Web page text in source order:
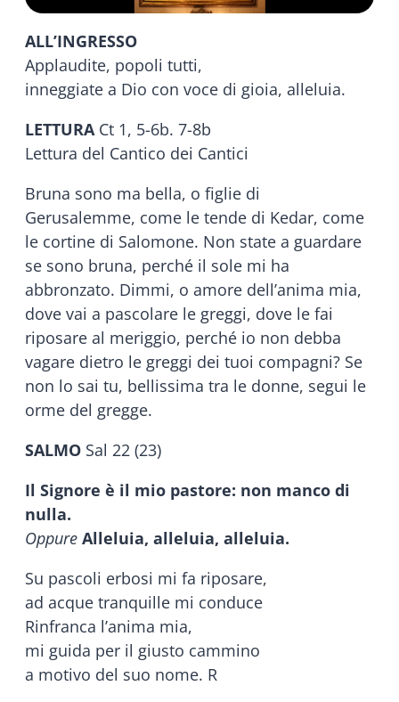
ALL’INGRESSO
Applaudite, popoli tutti,
inneggiate a Dio con voce di gioia, alleluia.
LETTURA Ct 1, 5-6b. 7-8b
Lettura del Cantico dei Cantici
Bruna sono ma bella, o figlie di
Gerusalemme, come le tende di Kedar, come
le cortine di Salomone. Non state a guardare
se sono bruna, perché il sole mi ha
abbronzato. Dimmi, o amore dell’anima mia,
dove vai a pascolare le greggi, dove le fai
riposare al meriggio, perché io non debba
vagare dietro le greggi dei tuoi compagni? Se
non lo sai tu, bellissima tra le donne, segui le
orme del gregge.
SALMO Sal 22 (23)
Il Signore è il mio pastore: non manco di
nulla.
Oppure Alleluia, alleluia, alleluia.
Su pascoli erbosi mi fa riposare,
ad acque tranquille mi conduce
Rinfranca l’anima mia,
mi guida per il giusto cammino
a motivo del suo nome. R